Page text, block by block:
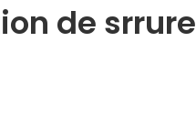
de srrure